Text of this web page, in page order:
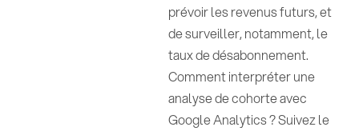
prévoir les revenus futurs, et
de surveiller, notamment, le
taux de désabonnement.
Comment interpréter une
analyse de cohorte avec
Google Analytics ? Suivez le